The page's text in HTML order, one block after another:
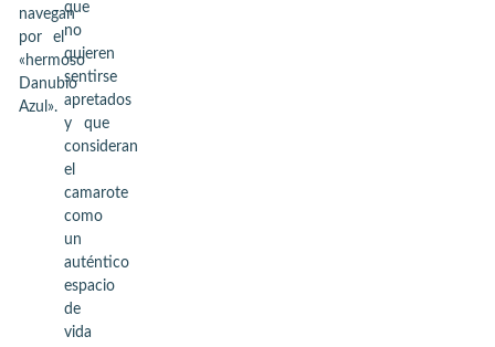
navegan
por el
«hermoso
Danubio
Azul».
que
no
quieren
sentirse
apretados
y que
consideran
el
camarote
como
un
auténtico
espacio
de
vida